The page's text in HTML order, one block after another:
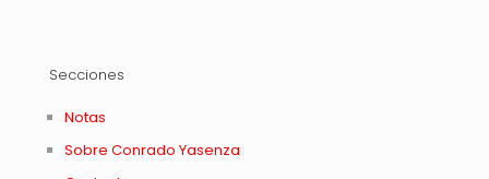
Secciones
Notas
Sobre Conrado Yasenza